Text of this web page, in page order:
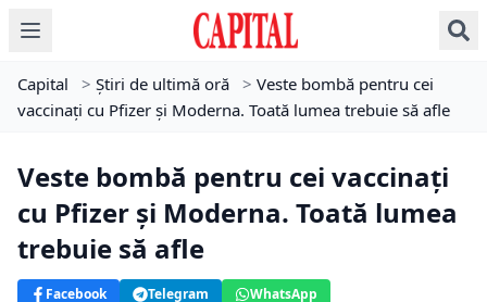
Capital > Știri de ultimă oră > Veste bombă pentru cei
vaccinați cu Pfizer și Moderna. Toată lumea trebuie să afle
Veste bombă pentru cei vaccinați
cu Pfizer și Moderna. Toată lumea
trebuie să afle
Facebook Telegram WhatsApp